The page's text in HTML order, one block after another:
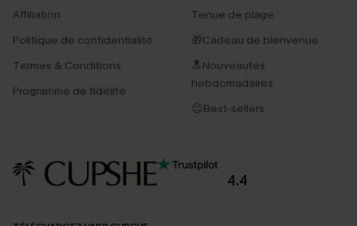
Affiliation
Politique de confidentialité
Termes & Conditions
Programme de fidélité
Tenue de plage
🎁Cadeau de bienvenue
🔝Nouveautés
hebdomadaires
😍Best-sellers
4.4